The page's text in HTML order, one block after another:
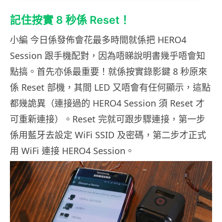
記住按實 8 秒係 Reset！
小編 今日係發佈會花最多時間就係把 HERO4
Session 跟手機配對，因為唔睇說明書幾乎唔會知
點搞。首先亦係最重要！就係按實錄影鍵 8 秒原來
係 Reset 部機，其間 LED 又唔會有任何顯示，這點
都幾詭異（連接過的 HERO4 Session 須 Reset 才
可重新連接）。Reset 完就可跟步驟連接，第一步
係用藍牙去設定 WiFi SSID 及密碼，第二步才正式
用 WiFi 連接 HERO4 Session。